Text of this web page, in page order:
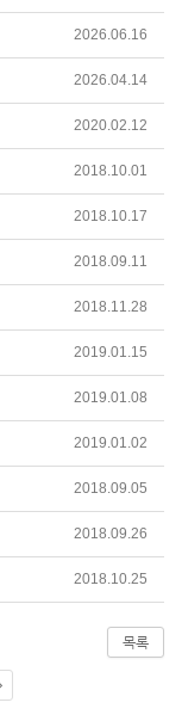
2026.06.16
2026.04.14
2020.02.12
2018.10.01
2018.10.17
2018.09.11
2018.11.28
2019.01.15
2019.01.08
2019.01.02
2018.09.05
2018.09.26
2018.10.25
목록